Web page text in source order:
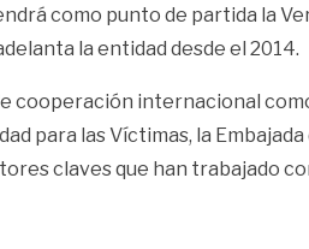
como punto de partida la
la entidad desde el 2014.
cooperación internacional
para las Víctimas, la
claves que han trabajado